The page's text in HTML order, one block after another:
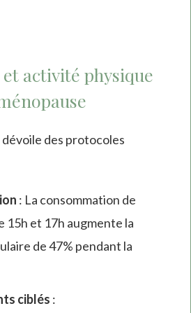
activité physique
des protocoles
: La consommation de
15h et 17h augmente la
de 47% pendant la
ciblés :